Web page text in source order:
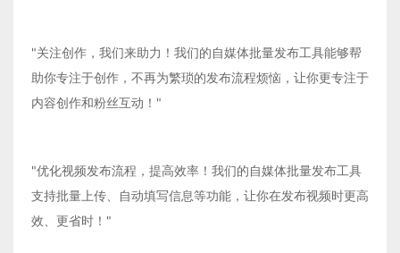
"关注创作，我们来助力！我们的自媒体批量发布工具能够帮
助你专注于创作，不再为繁琐的发布流程烦恼，让你更专注于
内容创作和粉丝互动！"
"优化视频发布流程，提高效率！我们的自媒体批量发布工具
支持批量上传、自动填写信息等功能，让你在发布视频时更高
效、更省时！"